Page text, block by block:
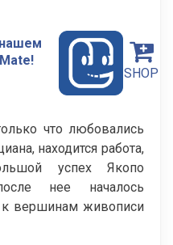
SHOP
что любовались
находится работа,
успех Якопо
нее началось
вершинам живописи